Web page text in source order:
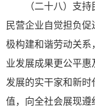
（二十八）支
民营企业自觉担负
极构建和谐劳动关系
业发展成果更公平
发展的实干家和新
值，向全社会展现遵